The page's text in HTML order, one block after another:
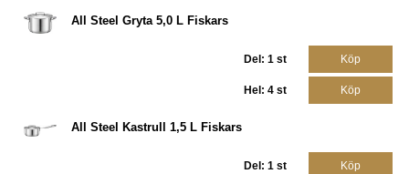
All Steel Gryta 5,0 L Fiskars
Del: 1 st Köp
Hel: 4 st Köp
All Steel Kastrull 1,5 L Fiskars
Del: 1 st Köp